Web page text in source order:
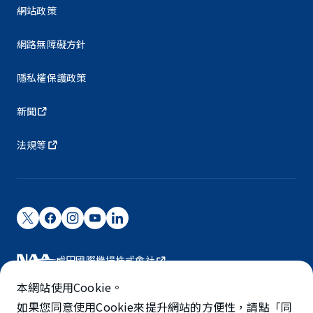
網站政策
網路無障礙方針
隱私權保護政策
新聞
法規等
成田國際機場株式會社
成田國際機場由NAA營運。
©NARITA INTERNATIONAL AIRPORT CORPORATION
本網站使用Cookie。
如果您同意使用Cookie來提升網站的方便性，請點「同